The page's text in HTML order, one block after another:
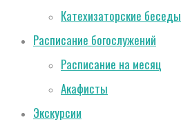
Катехизаторские беседы
Расписание богослужений
Расписание на месяц
Акафисты
Экскурсии